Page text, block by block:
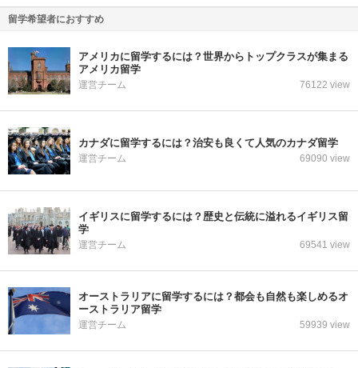
留学希望者におすすめ
アメリカに留学するには？世界からトップクラスが集まる
アメリカ留学
運営チーム 76122 view
カナダに留学するには？治安も良くて人気のカナダ留学
運営チーム 69090 view
イギリスに留学するには？歴史と伝統に溢れるイギリス留
学
運営チーム 69541 view
オーストラリアに留学するには？都会も自然も楽しめるオ
ーストラリア留学
運営チーム 59939 view